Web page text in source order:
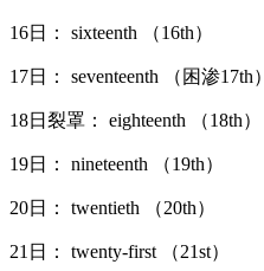
16日： sixteenth （16th）
17日： seventeenth （困渗17th）
18日裂罩： eighteenth （18th）
19日： nineteenth （19th）
20日： twentieth （20th）
21日： twenty-first （21st）